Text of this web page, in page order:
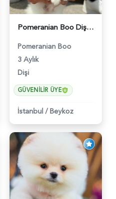
Pomeranian Boo Dişi 3 Aylık Safkan Güzelliğimiz - 6026
Pomeranian Boo
3 Aylık
Dişi
GÜVENILIR ÜYE
İstanbul / Beykoz